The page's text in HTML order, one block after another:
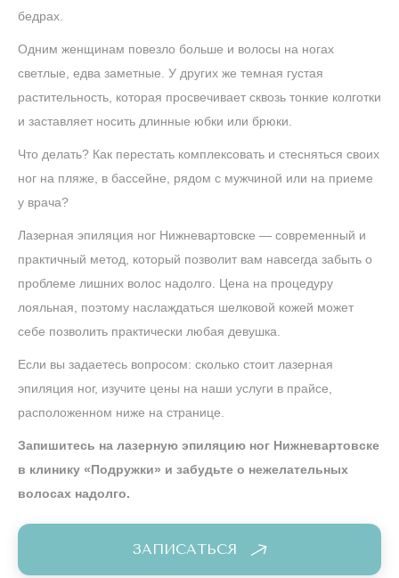
бедрах.
Одним женщинам повезло больше и волосы на ногах
светлые, едва заметные. У других же темная густая
растительность, которая просвечивает сквозь тонкие колготки
и заставляет носить длинные юбки или брюки.
Что делать? Как перестать комплексовать и стесняться своих
ног на пляже, в бассейне, рядом с мужчиной или на приеме
у врача?
Лазерная эпиляция ног Нижневартовске — современный и
практичный метод, который позволит вам навсегда забыть о
проблеме лишних волос надолго. Цена на процедуру
лояльная, поэтому наслаждаться шелковой кожей может
себе позволить практически любая девушка.
Если вы задаетесь вопросом: сколько стоит лазерная
эпиляция ног, изучите цены на наши услуги в прайсе,
расположенном ниже на странице.
Запишитесь на лазерную эпиляцию ног Нижневартовске
в клинику «Подружки» и забудьте о нежелательных
волосах надолго.
ЗАПИСАТЬСЯ